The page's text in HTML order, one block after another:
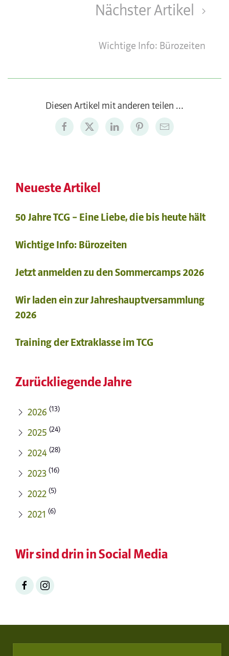
Nächster Artikel
Wichtige Info: Bürozeiten
Diesen Artikel mit anderen teilen …
Neueste Artikel
50 Jahre TCG – Eine Liebe, die bis heute hält
Wichtige Info: Bürozeiten
Jetzt anmelden zu den Sommercamps 2026
Wir laden ein zur Jahreshauptversammlung
2026
Training der Extraklasse im TCG
Zurückliegende Jahre
2026 (13)
2025 (24)
2024 (28)
2023 (16)
2022 (5)
2021 (6)
Wir sind drin in Social Media